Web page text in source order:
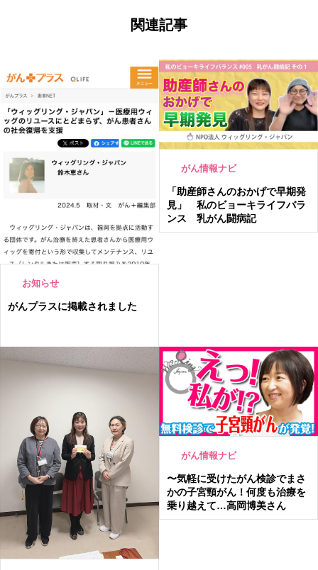
関連記事
お知らせ
がんプラスに掲載されました
がん情報ナビ
「助産師さんのおかげで早期発
見」 私のビョーキライフバラ
ンス 乳がん闘病記
がん情報ナビ
〜気軽に受けたがん検診でまさ
かの子宮頸がん！何度も治療を
乗り越えて…高岡博美さん